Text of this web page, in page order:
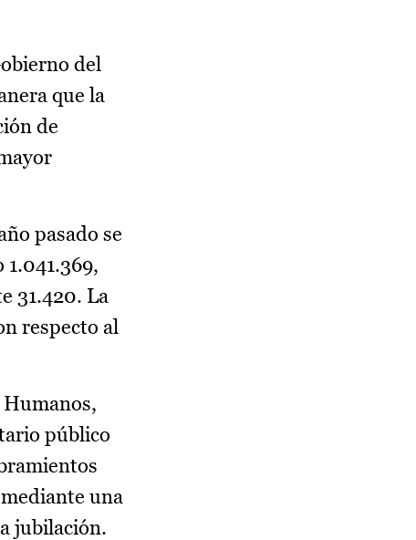
del
que la
de
pasado se
31.420. La
respecto al
Humanos,
público
una
jubilación.